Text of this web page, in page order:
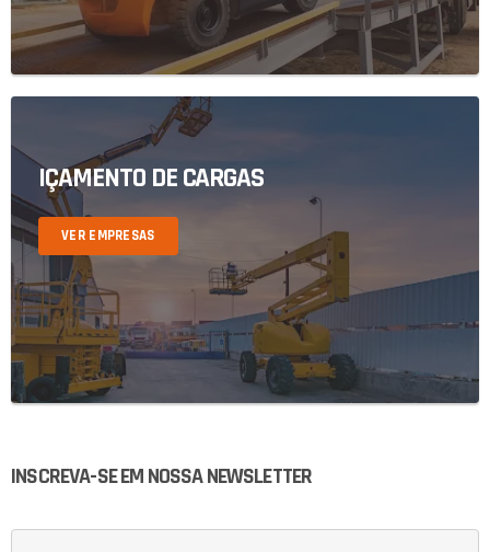
IÇAMENTO DE CARGAS
VER EMPRESAS
INSCREVA-SE EM NOSSA NEWSLETTER